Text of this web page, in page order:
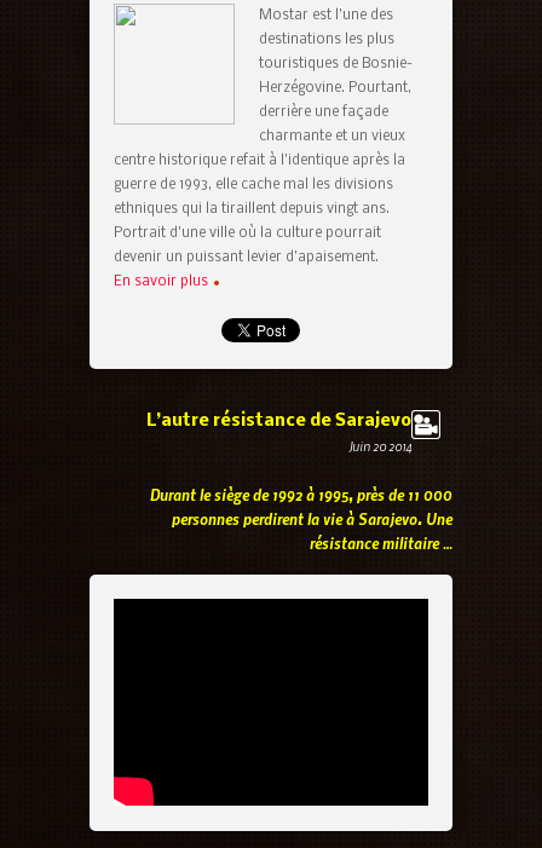
Mostar est l’une des
destinations les plus
touristiques de Bosnie-
Herzégovine. Pourtant,
derrière une façade
charmante et un vieux
centre historique refait à l’identique après la
guerre de 1993, elle cache mal les divisions
ethniques qui la tiraillent depuis vingt ans.
Portrait d’une ville où la culture pourrait
devenir un puissant levier d’apaisement.
En savoir plus
L’autre résistance de Sarajevo
Juin 20 2014
Durant le siège de 1992 à 1995, près de 11 000
personnes perdirent la vie à Sarajevo. Une
résistance militaire …